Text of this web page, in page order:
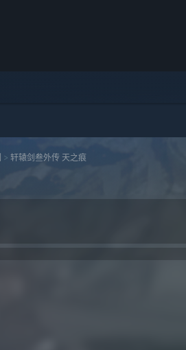
> 轩辕剑叁外传 天之痕